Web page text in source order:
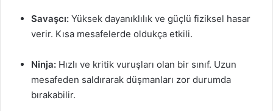
Savaşcı: Yüksek dayanıklılık ve güçlü fiziksel hasar
verir. Kısa mesafelerde oldukça etkili.
Ninja: Hızlı ve kritik vuruşları olan bir sınıf. Uzun
mesafeden saldırarak düşmanları zor durumda
bırakabilir.